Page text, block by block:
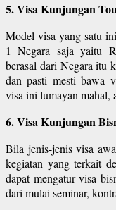
5. Visa Kunjungan
Model visa yang satu
1 Negara saja yaitu
berasal dari Negara itu
dan pasti mesti bawa
visa ini lumayan mahal,
6. Visa Kunjungan
Bila jenis-jenis visa
kegiatan yang terkait
dapat mengatur visa
dari mulai seminar,